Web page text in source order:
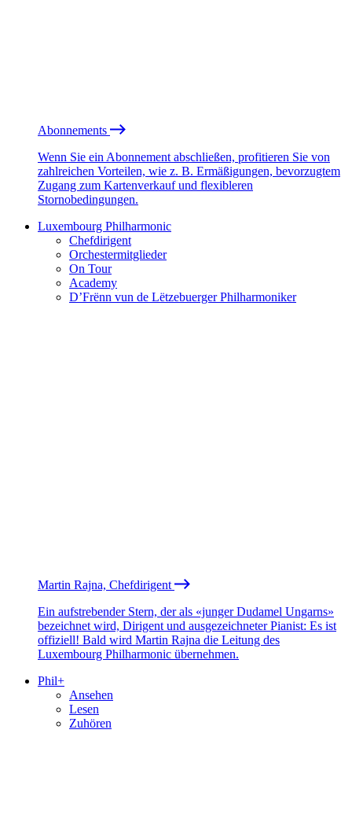
Abonnements
Wenn Sie ein Abonnement abschließen, profitieren Sie von
zahlreichen Vorteilen, wie z. B. Ermäßigungen, bevorzugtem
Zugang zum Kartenverkauf und flexibleren
Stornobedingungen.
Luxembourg Philharmonic
Chefdirigent
Orchestermitglieder
On Tour
Academy
D’Frënn vun de Lëtzebuerger Philharmoniker
Martin Rajna, Chefdirigent
Ein aufstrebender Stern, der als «junger Dudamel Ungarns»
bezeichnet wird, Dirigent und ausgezeichneter Pianist: Es ist
offiziell! Bald wird Martin Rajna die Leitung des
Luxembourg Philharmonic übernehmen.
Phil+
Ansehen
Lesen
Zuhören